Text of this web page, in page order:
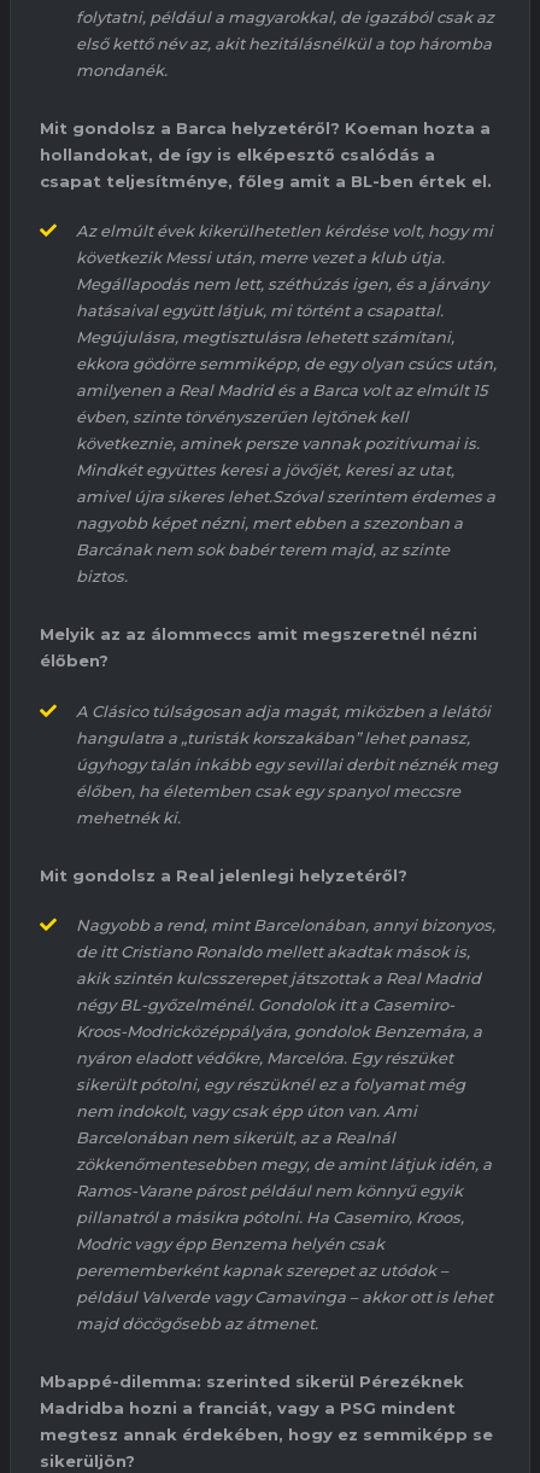
folytatni, például a magyarokkal, de igazából csak az
első kettő név az, akithezitálásnélkül a top háromba
mondanék.
Mit gondolsz a Barca helyzetéről? Koeman hozta a
hollandokat, de így is elképesztő csalódás a
csapat teljesítménye, főleg amit a BL-ben értek el.
Az elmúlt évek kikerülhetetlen kérdése volt, hogy mi
következikMessiután, merre vezet a klub útja.
Megállapodás nem lett, széthúzás igen, és a járvány
hatásaival együtt látjuk, mi történt a csapattal.
Megújulásra, megtisztulásra lehetett számítani,
ekkora gödörre semmiképp, de egy olyan csúcs után,
amilyenen a Real Madrid és a Barca volt az elmúlt 15
évben, szinte törvényszerűen lejtőnek kell
következnie, aminek persze vannak pozitívumai is.
Mindkét együttes keresi a jövőjét, keresi az utat,
amivel újra sikeres lehet.Szóval szerintem érdemes a
nagyobb képet nézni, mert ebben a szezonban a
Barcánaknem sok babér terem majd, az szinte
biztos.
Melyik az az álommeccs amit megszeretnél nézni
élőben?
A Clásico túlságosan adja magát, miközben a lelátói
hangulatra a „turisták korszakában” lehet panasz,
úgyhogytalán inkább egy sevillai derbit néznék meg
élőben, ha életemben csak egy spanyol meccsre
mehetnék ki.
Mit gondolsz a Real jelenlegi helyzetéről?
Nagyobb a rend, mint Barcelonában, annyi bizonyos,
de ittCristianoRonaldo mellettakadtakmások is,
akik szintén kulcsszerepet játszottaka Real Madrid
négy BL-győzelménél. Gondolok itt a Casemiro-
Kroos-Modricközéppályára, gondolokBenzemára, a
nyáron eladott védőkre, Marcelóra. Egy részüket
sikerült pótolni, egy részüknél ez a folyamat még
nem indokolt, vagy csak épp úton van. Ami
Barcelonában nem sikerült, az a Realnál
zökkenőmentesebben megy, de amint látjuk idén, a
Ramos-Varanepárostpéldáulnem könnyűegyik
pillanatról a másikra pótolni. Ha Casemiro, Kroos,
Modricvagy éppBenzema helyén csak
perememberként kapnak szerepet az utódok –
például ValverdevagyCamavinga – akkor ott is lehet
majd döcögősebb az átmenet.
Mbappé-dilemma: szerinted sikerül Pérezéknek
Madridba hozni a franciát, vagy a PSG mindent
megtesz annak érdekében, hogy ez semmiképp se
sikerüljön?